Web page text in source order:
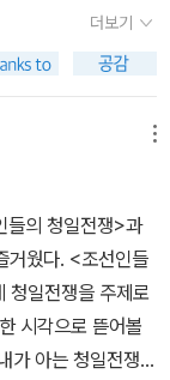
르고 학원가방 메
기대보다 고득점
, 실생활 영어가 가
수 있으니, 추천드
고 싶네요.내 마음
위로해주는 것 같
안 키우든 모든 어
안을 수밖에>는 마
치가 있죠. 역시 소
라우트의 루시 바
그림 그려 보내면
당첨되어서 이
내가 고양이로 고
조법> 백희나 작
랐으나 아이들 좋
유치원>만큼은 아
은품 굿즈인데 상
은 책 읽은 책
학>은 서문 읽고
your small
their mind
interaction
둔 플래그를 이따
더보기
거웠다. <조선인들
청일전쟁을 주제로
시각으로 뜯어볼
가 아는 청일전쟁에